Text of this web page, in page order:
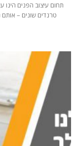
תחום עיצוב הפנים הינו
טרנדים שונים – אותם